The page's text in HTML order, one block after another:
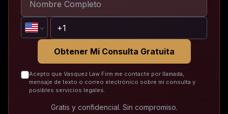
Obtener Mi Consulta Gratuita
Acepto que Vasquez Law Firm me contacte por llamada,
mensaje de texto o correo electrónico sobre mi consulta y
posibles servicios legales.
Gratis y confidencial. Sin compromiso.